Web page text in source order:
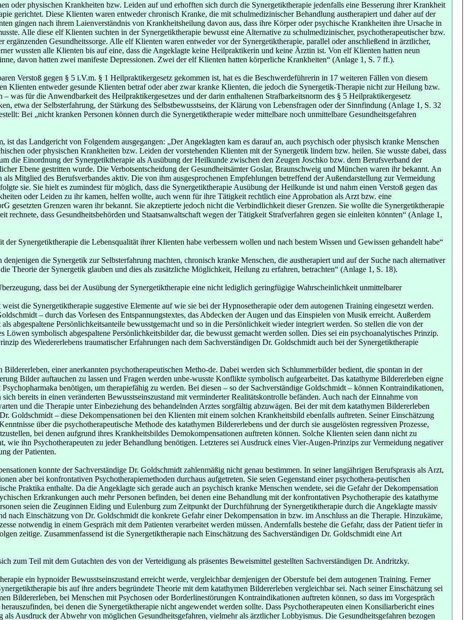
oder physischen Krankheiten bzw. Leiden auf und erhofften sich durch die Synergetiktherapie jedenfalls eine Besserung ihrer Krankheit
gerichtet. Diese Klienten waren entweder chronisch Kranke, die mit schulmedizinischer Behandlung austherapiert und daher auf der
gingen nach ihrem Laienverständnis von Krankheitsheilung davon aus, dass ihre Körper oder psychische Krankheiten ihre Ursache in
Alle diese elf Klienten suchten in der Synergetiktherapie bewusst eine Alternative zu schulmedizinischer, psychotherapeutischer bzw.
ergänzenden Gesundheitssorge. Alle elf Klienten waren entweder vor der Synergetiktherapie, parallel oder anschließend in ärztlicher,
wussten alle Klienten bis auf eine, dass die Angeklagte keine Heilpraktikerin und keine Ärztin ist. Von elf Klienten hatten neun
davon hatten zwei manifeste Depressionen. Zwei der elf Klienten hatten körperliche Krankheiten“ (Anlage 1, S. 7 ff.).
Verstoß gegen § 5 i.V.m. § 1 Heilpraktikergesetz gekommen ist, hat es die Beschwerdeführerin in 17 weiteren Fällen von diesem
Klienten entweder gesunde Klienten betraf oder aber zwar kranke Klienten, die jedoch die Synergetik-Therapie nicht zur Heilung bzw.
was für die Anwendbarkeit des Heilpraktikergesetzes und der darin enthaltenen Strafbarkeitsnorm des § 5 Heilpraktikergesetz
etwa der Selbsterfahrung, der Stärkung des Selbstbewusstseins, der Klärung von Lebensfragen oder der Sinnfindung (Anlage 1, S. 32
Bei „nicht kranken Personen können durch die Synergetiktherapie weder mittelbare noch unmittelbare Gesundheitsgefahren
das Landgericht von Folgendem ausgegangen: „Der Angeklagten kam es darauf an, auch psychisch oder physisch kranke Menschen
oder physischen Krankheiten bzw. Leiden der vorstehenden Klienten mit der Synergetik lindern bzw. heilen. Sie wusste dabei, dass
die Einordnung der Synergetiktherapie als Ausübung der Heilkunde zwischen den Zeugen Joschko bzw. dem Berufsverband der
Ebene gestritten wurde. Die Verbotsentscheidung der Gesundheitsämter Goslar, Braunschweig und München waren ihr bekannt. An
Mitglied des Berufsverbandes aktiv. Die von ihm ausgesprochenen Empfehlungen betreffend der Außendarstellung zur Vermeidung
sie. Sie hielt es zumindest für möglich, dass die Synergetiktherapie Ausübung der Heilkunde ist und nahm einen Verstoß gegen das
oder Leiden zu ihr kamen, helfen wollte, auch wenn für ihre Tätigkeit rechtlich eine Approbation als Arzt bzw. eine
gesetzten Grenzen waren ihr bekannt. Sie akzeptierte jedoch nicht die Verbindlichkeit dieser Grenzen. Sie wollte die Synergetiktherapie
dass Gesundheitsbehörden und Staatsanwaltschaft wegen der Tätigkeit Strafverfahren gegen sie einleiten könnten“ (Anlage 1,
Synergetiktherapie die Lebensqualität ihrer Klienten habe verbessern wollen und nach bestem Wissen und Gewissen gehandelt habe“
die Synergetik zur Selbsterfahrung machten, chronisch kranke Menschen, die austherapiert und auf der Suche nach alternativer
Theorie der Synergetik glauben und dies als zusätzliche Möglichkeit, Heilung zu erfahren, betrachten“ (Anlage 1, S. 18).
dass bei der Ausübung der Synergetiktherapie eine nicht lediglich geringfügige Wahrscheinlichkeit unmittelbarer
die Synergetiktherapie suggestive Elemente auf wie sie bei der Hypnosetherapie oder dem autogenen Training eingesetzt werden.
– durch das Vorlesen des Entspannungstextes, das Abdecken der Augen und das Einspielen von Musik erreicht. Außerdem
abgespaltene Persönlichkeitsanteile bewusstgemacht und so in die Persönlichkeit wieder integriert werden. So stellen die von der
symbolisch abgespaltene Persönlichkeitsbilder dar, die bewusst gemacht werden sollen. Dies sei ein psychoanalytisches Prinzip.
des Wiedererlebens traumatischer Erfahrungen nach dem Sachverständigen Dr. Goldschmidt auch bei der Synergetiktherapie
einer anerkannten psychotherapeutischen Metho-de. Dabei werden sich Schlummerbilder bedient, die spontan in der
Bilder auftauchen zu lassen und Fragen werden unbe-wusste Konflikte symbolisch aufgearbeitet. Das katathyme Bildererleben eigne
benötigen, um therapiefähig zu werden. Bei diesen – so der Sachverständige Goldschmidt – können Kontraindikationen,
bereits in einen veränderten Bewusstseinszustand mit verminderter Realitätskontrolle befänden. Auch nach der Einnahme von
und die Therapie unter Einbeziehung des behandelnden Arztes sorgfältig abzuwägen. Bei der mit dem katathymen Bildererleben
Goldschmidt – diese Dekompensationen bei den Klienten mit einem solchen Krankheitsbild ebenfalls auftreten. Seiner Einschätzung
über die psychotherapeutische Methode des katathymen Bildererlebens und der durch sie ausgelösten regressiven Prozesse,
bei denen aufgrund ihres Krankheitsbildes Demokompensationen auftreten können. Solche Klienten seien dann nicht zu
wie ihn Psychotherapeuten zu jeder Behandlung benötigen. Letzteres sei Ausdruck eines Vier-Augen-Prinzips zur Vermeidung negativer
der Patienten.
konnte der Sachverständige Dr. Goldschmidt zahlenmäßig nicht genau bestimmen. In seiner langjährigen Berufspraxis als Arzt,
aber bei konfrontativen Psychotherapiemethoden durchaus aufgetreten. Sie seien Gegenstand einer psychothera-peutischen
Praktika enthalte. Da die Angeklagte sich gerade auch an psychisch kranke Menschen wendete, sei die Gefahr der Dekompensation
Erkrankungen auch mehr Personen befinden, bei denen eine Behandlung mit der konfrontativen Psychotherapie des katathyme
seien die Zeuginnen Eiding und Eulenburg zum Zeitpunkt der Durchführung der Synergetiktherapie durch die Angeklagte massiv
nach Einschätzung von Dr. Goldschmidt die konkrete Gefahr einer Dekompensation in bzw. im Anschluss an die Therapie. Hinzukäme,
notwendig in einem Gespräch mit dem Patienten verarbeitet werden müssen. Andernfalls bestehe die Gefahr, dass der Patient tiefer in
zeitige. Zusammenfassend ist die Synergetiktherapie nach Einschätzung des Sachverständigen Dr. Goldschmidt eine Art
zum Teil mit dem Gutachten des von der Verteidigung als präsentes Beweismittel gestellten Sachverständigen Dr. Andritzky.
ein hypnoider Bewusstseinszustand erreicht werde, vergleichbar demjenigen der Oberstufe bei dem autogenen Training. Ferner
bis auf ihre anders begründete Theorie mit dem katathymen Bildererleben vergleichbar sei. Nach seiner Einschätzung sei
Bildererleben, bei Menschen mit Psychosen oder Borderlinestörungen Kontraindikationen auftreten können, so dass im Vorgespräch
bei denen die Synergetiktherapie nicht angewendet werden sollte. Dass Psychotherapeuten einen Konsiliarbericht eines
Ausdruck der Abwehr von möglichen Gesundheitsgefahren, vielmehr als ärztlicher Lobbyismus. Die Gesundheitsgefahren bezogen